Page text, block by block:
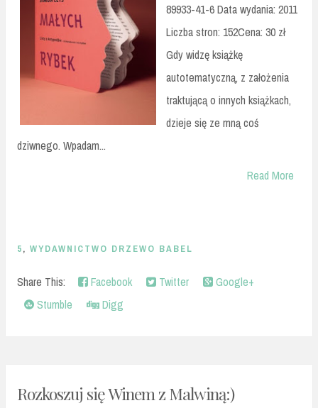
89933-41-6 Data wydania: 2011
Liczba stron: 152Cena: 30 zł
Gdy widzę książkę
autotematyczną, z założenia
traktującą o innych książkach,
dzieje się ze mną coś
dziwnego. Wpadam...
Read More
5, WYDAWNICTWO DRZEWO BABEL
Share This: Facebook Twitter
Google+
Stumble
Digg
Rozkoszuj się Winem z Malwiną:)